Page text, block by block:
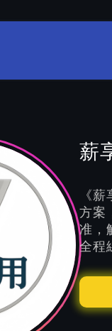
薪
《
方案
准，
全程